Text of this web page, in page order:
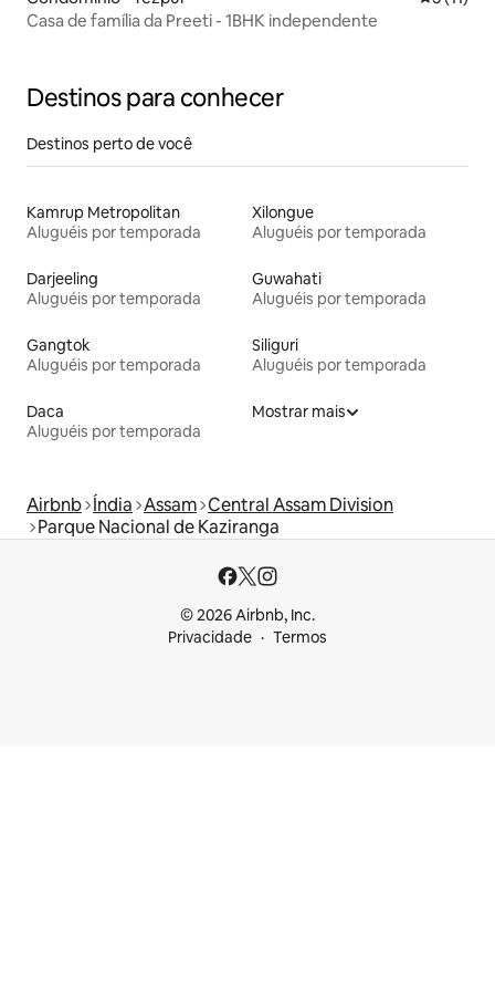
Casa de família da Preeti - 1BHK independente
Destinos para conhecer
Destinos perto de você
Kamrup Metropolitan
Aluguéis por temporada
Xilongue
Aluguéis por temporada
Darjeeling
Aluguéis por temporada
Guwahati
Aluguéis por temporada
Gangtok
Aluguéis por temporada
Siliguri
Aluguéis por temporada
Daca
Aluguéis por temporada
Mostrar mais
Airbnb Índia Assam Central Assam Division
Parque Nacional de Kaziranga
© 2026 Airbnb, Inc.
Privacidade
Termos